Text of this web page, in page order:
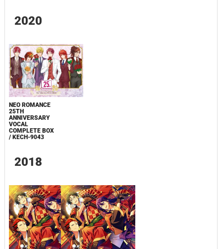
2020
NEO ROMANCE
25TH
ANNIVERSARY
VOCAL
COMPLETE BOX
/ KECH-9043
2018